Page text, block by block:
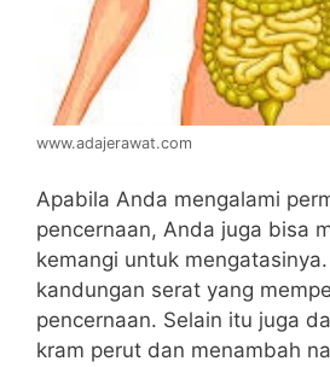
www.adajerawat.com
Apabila Anda mengalami
pencernaan, Anda juga bisa
kemangi untuk
kandungan serat yang
pencernaan. Selain itu juga
kram perut dan menambah